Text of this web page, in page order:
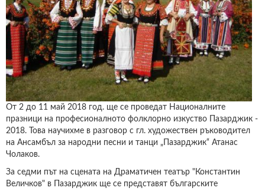
От 2 до 11 май 2018 год. ще се проведат Националните
празници на професионалното фолклорно изкуство Пазарджик -
2018. Това научихме в разговор с гл. художествен ръководител
на Ансамбъл за народни песни и танци „Пазарджик“ Атанас
Чолаков.
За седми път на сцената на Драматичен театър "Константин
Величков" в Пазарджик ще се представят българските